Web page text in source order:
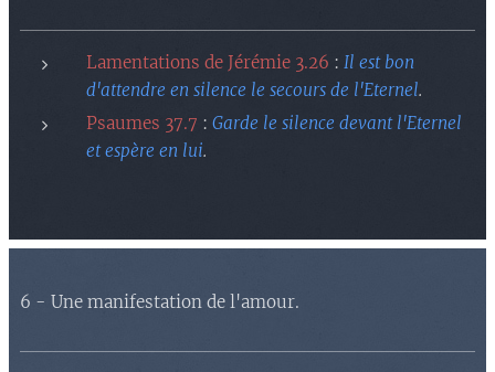
Lamentations de Jérémie 3.26 : Il est bon
d'attendre en silence le secours de l'Eternel.
Psaumes 37.7 : Garde le silence devant l'Eternel
et espère en lui.
6 - Une manifestation de l'amour.